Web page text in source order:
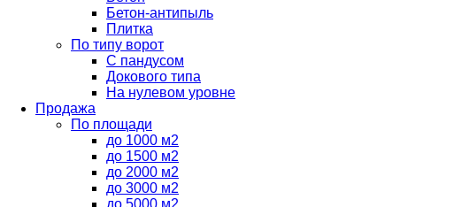
Бетон-антипыль
Плитка
По типу ворот
С пандусом
Докового типа
На нулевом уровне
Продажа
По площади
до 1000 м2
до 1500 м2
до 2000 м2
до 3000 м2
до 5000 м2